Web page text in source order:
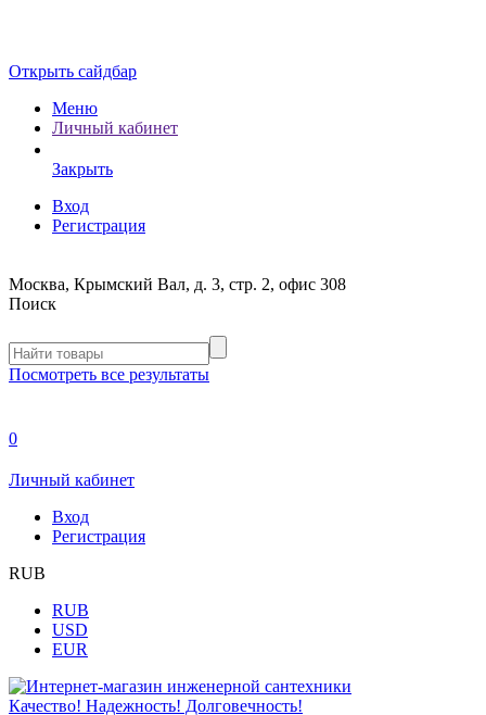
Открыть сайдбар
Меню
Личный кабинет
Закрыть
Вход
Регистрация
Москва, Крымский Вал, д. 3, стр. 2, офис 308
Поиск
Посмотреть все результаты
0
Личный кабинет
Вход
Регистрация
RUB
RUB
USD
EUR
Качество! Надежность! Долговечность!